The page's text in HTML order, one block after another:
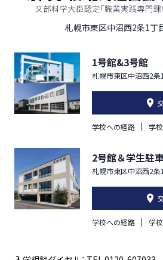
札幌市東区中沼西2条1丁
1号館&3号館
札幌市東区中沼西2
学校への経路 学
2号館＆学生駐
札幌市東区中沼西2
学校への経路 学